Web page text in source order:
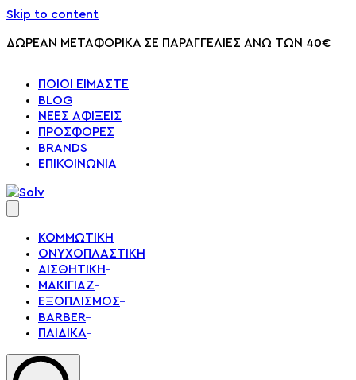
Skip to content
ΔΩΡΕΑΝ ΜΕΤΑΦΟΡΙΚΑ ΣΕ ΠΑΡΑΓΓΕΛΙΕΣ ΑΝΩ ΤΩΝ 40€
ΠΟΙΟΙ ΕΙΜΑΣΤΕ
BLOG
ΝΕΕΣ ΑΦΙΞΕΙΣ
ΠΡΟΣΦΟΡΕΣ
BRANDS
ΕΠΙΚΟΙΝΩΝΙΑ
ΚΟΜΜΩΤΙΚΗ
ΟΝΥΧΟΠΛΑΣΤΙΚΗ
ΑΙΣΘΗΤΙΚΗ
ΜΑΚΙΓΙΑΖ
ΕΞΟΠΛΙΣΜΟΣ
BARBER
ΠΑΙΔΙΚΑ